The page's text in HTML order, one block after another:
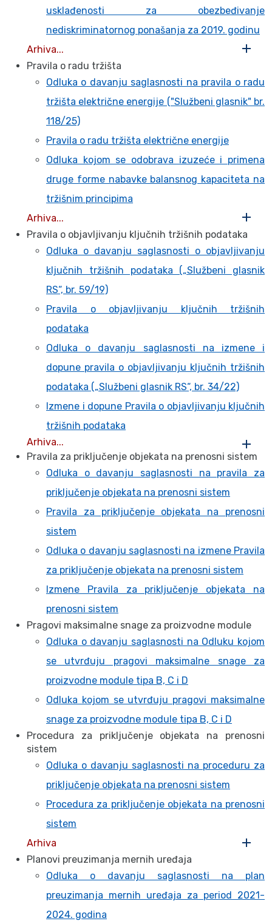
usklađenosti za obezbeđivanje
nediskriminatornog ponašanja za 2019. godinu
Arhiva...
Pravila o radu tržišta
Odluka o davanju saglasnosti na pravila o radu
tržišta električne energije ("Službeni glasnik" br.
118/25)
Pravila o radu tržišta električne energije
Odluka kojom se odobrava izuzeće i primena
druge forme nabavke balansnog kapaciteta na
tržišnim principima
Arhiva...
Pravila o objavljivanju ključnih tržišnih podataka
Odluka o davanju saglasnosti o objavljivanju
ključnih tržišnih podataka („Službeni glasnik
RS“, br. 59/19)
Pravila o objavljivanju ključnih tržišnih
podataka
Odluka o davanju saglasnosti na izmene i
dopune pravila o objavljivanju ključnih tržišnih
podataka („Službeni glasnik RS“, br. 34/22)
Izmene i dopune Pravila o objavljivanju ključnih
tržišnih podataka
Arhiva...
Pravila za priključenje objekata na prenosni sistem
Odluka o davanju saglasnosti na pravila za
priključenje objekata na prenosni sistem
Pravila za priključenje objekata na prenosni
sistem
Odluka o davanju saglasnosti na izmene Pravila
za priključenje objekata na prenosni sistem
Izmene Pravila za priključenje objekata na
prenosni sistem
Pragovi maksimalne snage za proizvodne module
Odluka o davanju saglasnosti na Odluku kojom
se utvrđuju pragovi maksimalne snage za
proizvodne module tipa B, C i D
Odluka kojom se utvrđuju pragovi maksimalne
snage za proizvodne module tipa B, C i D
Procedura za priključenje objekata na prenosni
sistem
Odluka o davanju saglasnosti na proceduru za
priključenje objekata na prenosni sistem
Procedura za priključenje objekata na prenosni
sistem
Arhiva
Planovi preuzimanja mernih uređaja
Odluka o davanju saglasnosti na plan
preuzimanja mernih uređaja za period 2021-
2024. godina